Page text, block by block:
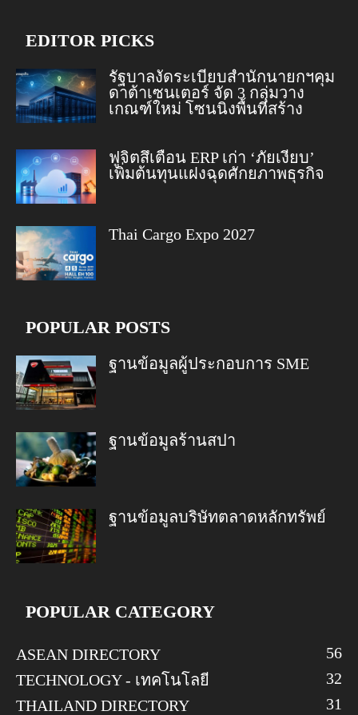
EDITOR PICKS
รัฐบาลงัดระเบียบสำนักนายกฯคุม
ดาต้าเซนเตอร์ จัด 3 กลุ่มวาง
เกณฑ์ใหม่ โซนนิ่งพื้นที่สร้าง
ฟูจิตสึเตือน ERP เก่า ‘ภัยเงียบ’
เพิ่มต้นทุนแฝงฉุดศักยภาพธุรกิจ
Thai Cargo Expo 2027
POPULAR POSTS
ฐานข้อมูลผู้ประกอบการ SME
ฐานข้อมูลร้านสปา
ฐานข้อมูลบริษัทตลาดหลักทรัพย์
POPULAR CATEGORY
ASEAN DIRECTORY
56
TECHNOLOGY - เทคโนโลยี
32
THAILAND DIRECTORY
31